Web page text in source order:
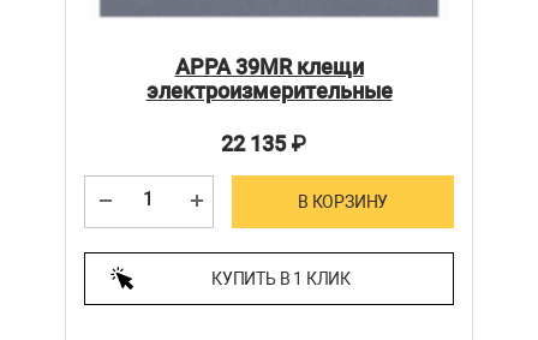
APPA 39MR клещи
электроизмерительные
22 135₽
В КОРЗИНУ
КУПИТЬ В 1 КЛИК